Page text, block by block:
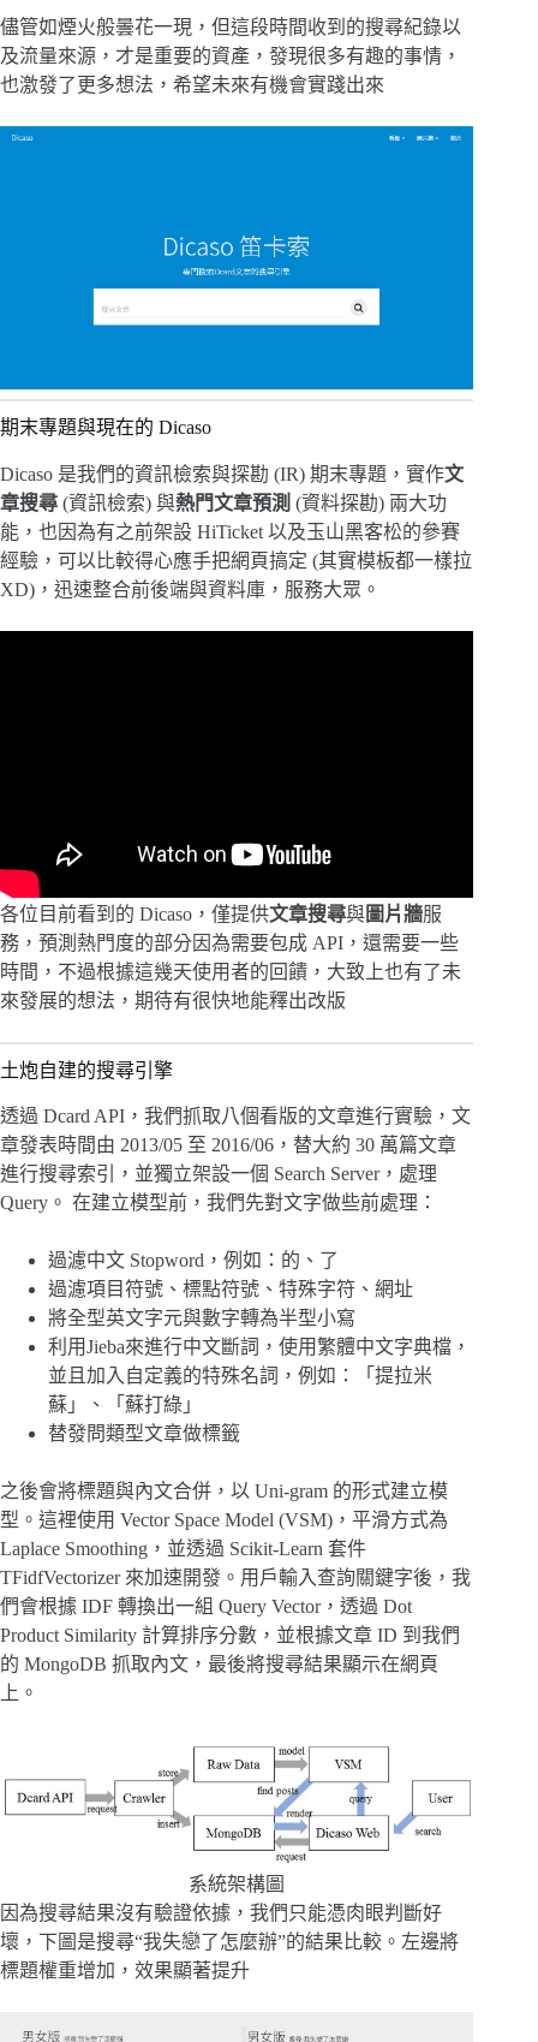
儘管如煙火般曇花一現，但這段時間收到的搜尋紀錄以
及流量來源，才是重要的資產，發現很多有趣的事情，
也激發了更多想法，希望未來有機會實踐出來
期末專題與現在的 Dicaso
Dicaso 是我們的資訊檢索與探勘 (IR) 期末專題，實作文
章搜尋 (資訊檢索) 與熱門文章預測 (資料探勘) 兩大功
能，也因為有之前架設 HiTicket 以及玉山黑客松的參賽
經驗，可以比較得心應手把網頁搞定 (其實模板都一樣拉
XD)，迅速整合前後端與資料庫，服務大眾。
各位目前看到的 Dicaso，僅提供文章搜尋與圖片牆服
務，預測熱門度的部分因為需要包成 API，還需要一些
時間，不過根據這幾天使用者的回饋，大致上也有了未
來發展的想法，期待有很快地能釋出改版
土炮自建的搜尋引擎
透過 Dcard API，我們抓取八個看版的文章進行實驗，文
章發表時間由 2013/05 至 2016/06，替大約 30 萬篇文章
進行搜尋索引，並獨立架設一個 Search Server，處理
Query。 在建立模型前，我們先對文字做些前處理：
過濾中文 Stopword，例如：的、了
過濾項目符號、標點符號、特殊字符、網址
將全型英文字元與數字轉為半型小寫
利用Jieba來進行中文斷詞，使用繁體中文字典檔，
並且加入自定義的特殊名詞，例如：「提拉米
蘇」、「蘇打綠」
替發問類型文章做標籤
之後會將標題與內文合併，以 Uni-gram 的形式建立模
型。這裡使用 Vector Space Model (VSM)，平滑方式為
Laplace Smoothing，並透過 Scikit-Learn 套件
TFidfVectorizer 來加速開發。用戶輸入查詢關鍵字後，我
們會根據 IDF 轉換出一組 Query Vector，透過 Dot
Product Similarity 計算排序分數，並根據文章 ID 到我們
的 MongoDB 抓取內文，最後將搜尋結果顯示在網頁
上。
系統架構圖
因為搜尋結果沒有驗證依據，我們只能憑肉眼判斷好
壞，下圖是搜尋“我失戀了怎麼辦”的結果比較。左邊將
標題權重增加，效果顯著提升